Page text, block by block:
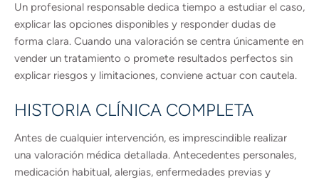
Un profesional responsable dedica tiempo a estudiar el caso,
explicar las opciones disponibles y responder dudas de
forma clara. Cuando una valoración se centra únicamente en
vender un tratamiento o promete resultados perfectos sin
explicar riesgos y limitaciones, conviene actuar con cautela.
HISTORIA CLÍNICA COMPLETA
Antes de cualquier intervención, es imprescindible realizar
una valoración médica detallada. Antecedentes personales,
medicación habitual, alergias, enfermedades previas y